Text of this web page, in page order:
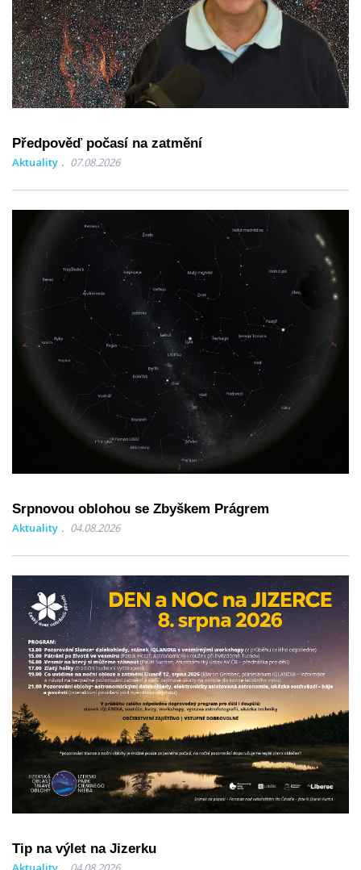
Předpověď počasí na zatmění
Aktuality 07.08.2026
Srpnovou oblohou se Zbyškem Prágrem
Aktuality 04.08.2026
Tip na výlet na Jizerku